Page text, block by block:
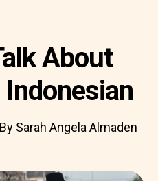
About
By Sarah Angela Almaden